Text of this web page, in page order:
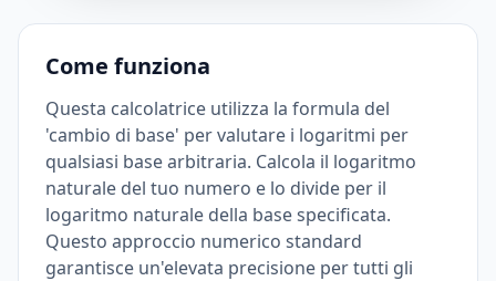
Come funziona
Questa calcolatrice utilizza la formula del
'cambio di base' per valutare i logaritmi per
qualsiasi base arbitraria. Calcola il logaritmo
naturale del tuo numero e lo divide per il
logaritmo naturale della base specificata.
Questo approccio numerico standard
garantisce un'elevata precisione per tutti gli